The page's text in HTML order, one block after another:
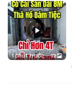
1 phút trước 12